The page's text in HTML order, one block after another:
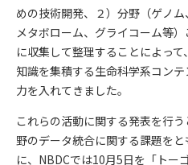
めの技術開発、２）分野（ゲノム
メタボローム、グライコーム等
に収集して整理することによっ
知識を集積する生命科学系コン
力を入れてきました。
これらの活動に関する発表を行
野のデータ統合に関する課題を
に、NBDCでは10月5日を「トー